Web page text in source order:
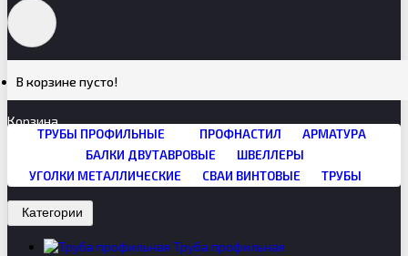
В корзине пусто!
Корзина
ТРУБЫ ПРОФИЛЬНЫЕ ПРОФНАСТИЛ
АРМАТУРА
БАЛКИ ДВУТАВРОВЫЕ
ШВЕЛЛЕРЫ
УГОЛКИ МЕТАЛЛИЧЕСКИЕ
СВАИ ВИНТОВЫЕ ТРУБЫ
Категории
Труба профильная